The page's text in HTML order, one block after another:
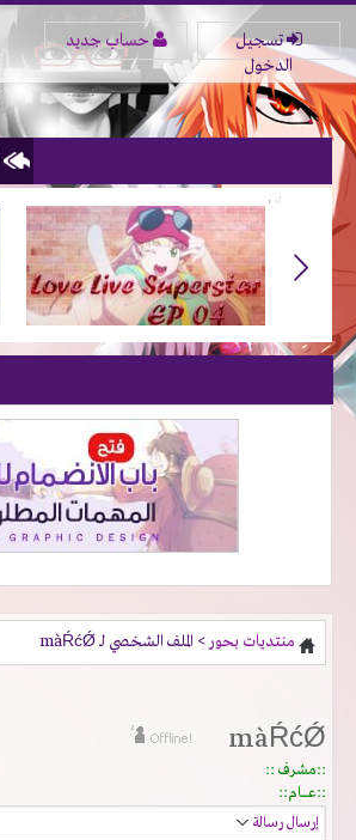
تسجيل
الدخول
حساب جديد
منتديات بحور > الملف الشخصي لـ màŔćǾ
màŔćǾ
::مشرف ::
::عـــــام::
إرسال رسالة